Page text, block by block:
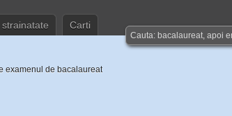
strainatate Carti
examenul de bacalaureat